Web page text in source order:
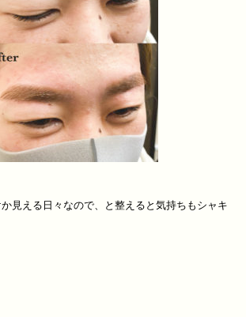
見える日々なので、と整えると気持ちもシャキ